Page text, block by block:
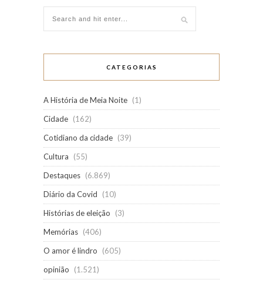
CATEGORIAS
A História de Meia Noite (1)
Cidade (162)
Cotidiano da cidade (39)
Cultura
(55)
Destaques (6.869)
Diário da Covid
(10)
Histórias de eleição
(3)
Memórias (406)
O amor é lindro
(605)
opinião
(1.521)